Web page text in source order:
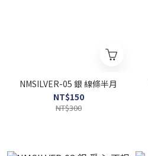
NMSILVER-05 銀 線條半月
NT$150
NT$300